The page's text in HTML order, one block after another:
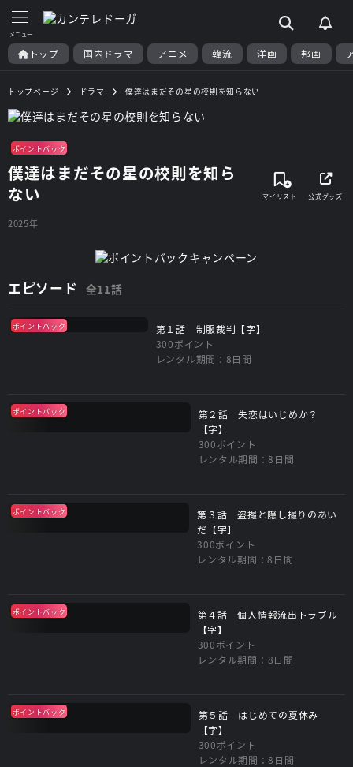
トップ 国内ドラマ アニメ 韓流 洋画 邦画
トップページ ドラマ 僕達はまだその星の校則を知らない
ポイントバック
僕達はまだその星の校則を知ら
ない
2025年
エピソード 全11話
ポイントバック
第１話 制服裁判【字】
300ポイント
レンタル期間：8日間
ポイントバック
第２話 失恋はいじめか？
【字】
300ポイント
レンタル期間：8日間
ポイントバック
第３話 盗撮と隠し撮りのあい
だ【字】
300ポイント
レンタル期間：8日間
ポイントバック
第４話 個人情報流出トラブル
【字】
300ポイント
レンタル期間：8日間
ポイントバック
第５話 はじめての夏休み
【字】
300ポイント
レンタル期間：8日間